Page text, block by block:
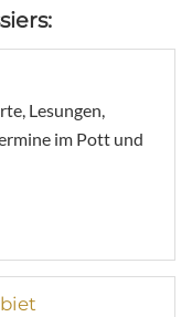
Lesungen,
im Pott und